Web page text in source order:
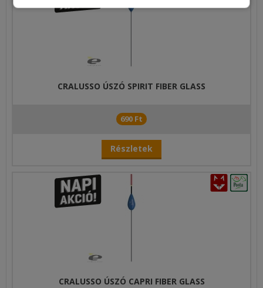
CRALUSSO ÚSZÓ SPIRIT FIBER GLASS
690 Ft
Részletek
CRALUSSO ÚSZÓ CAPRI FIBER GLASS